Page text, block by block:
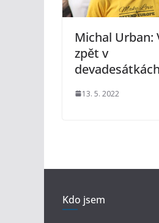
Michal Urban:
zpět v
devadesátkách
13. 5. 2022
Kdo jsem